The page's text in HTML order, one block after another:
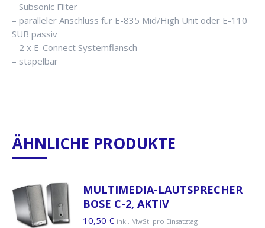
– Subsonic Filter
– paralleler Anschluss für E-835 Mid/High Unit oder E-110
SUB passiv
– 2 x E-Connect Systemflansch
– stapelbar
ÄHNLICHE PRODUKTE
MULTIMEDIA-LAUTSPRECHER
BOSE C-2, AKTIV
10,50 € inkl. MwSt. pro Einsatztag